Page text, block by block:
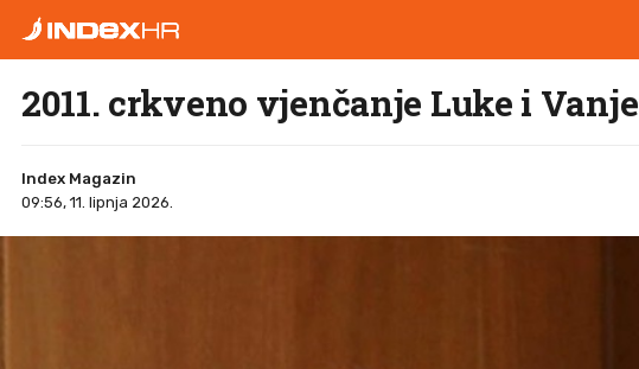
2011. crkveno vjenčanje Luke i
Index Magazin
09:56, 11. lipnja 2026.